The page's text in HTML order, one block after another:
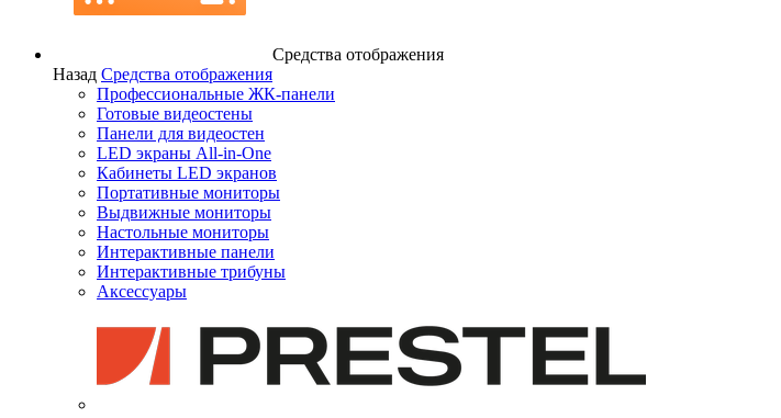
Средства отображения
Назад Средства отображения
Профессиональные ЖК-панели
Готовые видеостены
Панели для видеостен
LED экраны All-in-One
Кабинеты LED экранов
Портативные мониторы
Выдвижные мониторы
Настольные мониторы
Интерактивные панели
Интерактивные трибуны
Аксессуары